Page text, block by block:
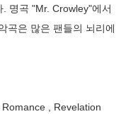
명곡 "Mr. Crowley"에서
곡은 많은 팬들의 뇌리에
, Revelation